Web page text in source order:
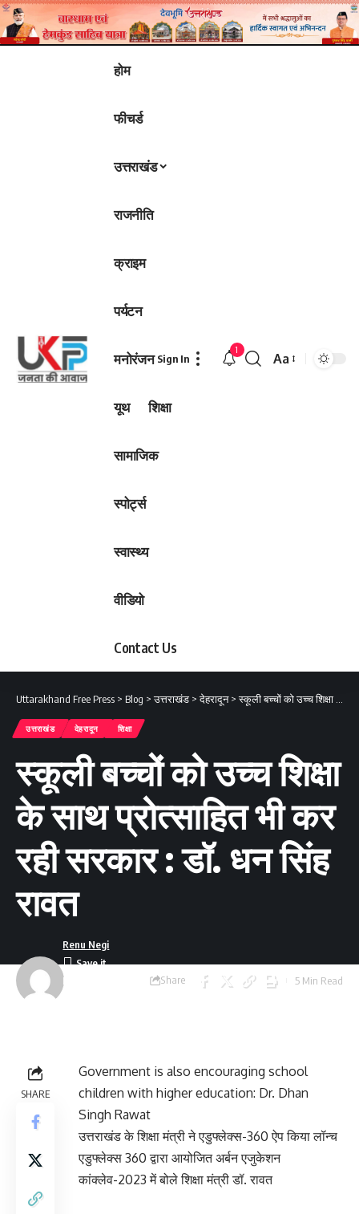
होम
फीचर्ड
उत्तराखंड
राजनीति
क्राइम
पर्यटन
मनोरंजन
यूथ शिक्षा
सामाजिक
स्पोर्ट्स
स्वास्थ्य
वीडियो
Contact Us
Sign In
1
Font
Aa
Uttarakhand Free Press > Blog >उत्तराखंड >देहरादून>स्कूली बच्चों को उच्च शिक्षा के साथ प्रोत्साहित भी कर रही सरकार : डॉ. धन सिंह रावत
उत्तराखंड देहरादून शिक्षा
स्कूली बच्चों को उच्च शिक्षा
के साथ प्रोत्साहित भी कर
रही सरकार : डॉ. धन सिंह
रावत
Last updated:
Renu Negi
Share 5 Min Read
SHARE
Government is also encouraging school
children with higher education: Dr. Dhan
Singh Rawat
उत्तराखंड के शिक्षा मंत्री ने एडुफ्लेक्स-360 ऐप किया लॉन्च
एडुफ्लेक्स 360 द्वारा आयोजित अर्बन एजुकेशन
कांक्लेव-2023 में बोले शिक्षा मंत्री डॉ. रावत